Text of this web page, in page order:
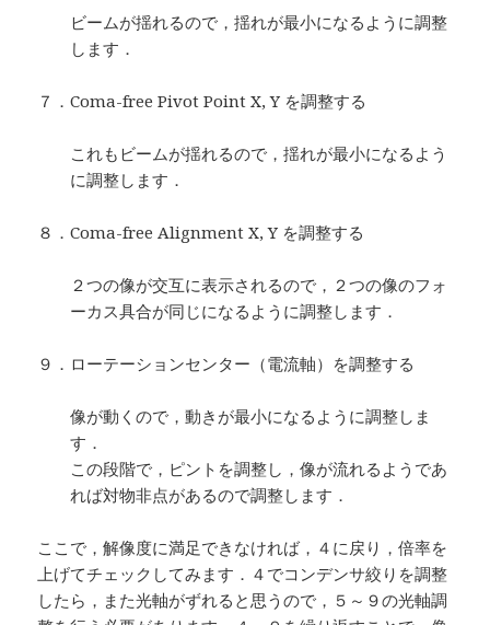
ビームが揺れるので，揺れが最小になるように調整
します．
７．Coma-free Pivot Point X, Y を調整する
これもビームが揺れるので，揺れが最小になるよう
に調整します．
８．Coma-free Alignment X, Y を調整する
２つの像が交互に表示されるので，２つの像のフォ
ーカス具合が同じになるように調整します．
９．ローテーションセンター（電流軸）を調整する
像が動くので，動きが最小になるように調整しま
す．
この段階で，ピントを調整し，像が流れるようであ
れば対物非点があるので調整します．
ここで，解像度に満足できなければ，４に戻り，倍率を
上げてチェックしてみます．４でコンデンサ絞りを調整
したら，また光軸がずれると思うので，５～９の光軸調